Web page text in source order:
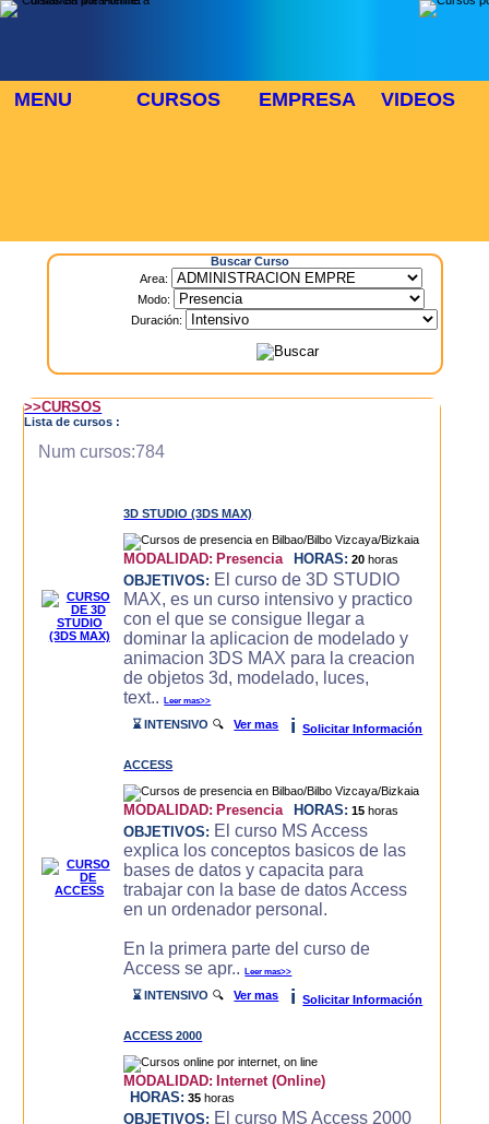
MENU CURSOS EMPRESA VIDEOS
Buscar Curso
Area:
Modo:
Duración:
>>CURSOS
Lista de cursos :
Num cursos:784
3D STUDIO (3DS MAX)
MODALIDAD: Presencia HORAS: 20 horas
OBJETIVOS: El curso de 3D STUDIO
MAX, es un curso intensivo y practico
con el que se consigue llegar a
dominar la aplicacion de modelado y
animacion 3DS MAX para la creacion
de objetos 3d, modelado, luces,
text..Leer mas>>
⌛ INTENSIVO 🔍Ver mas i Solicitar Información
ACCESS
MODALIDAD: Presencia HORAS: 15 horas
OBJETIVOS: El curso MS Access
explica los conceptos basicos de las
bases de datos y capacita para
trabajar con la base de datos Access
en un ordenador personal.
En la primera parte del curso de
Access se apr..Leer mas>>
⌛ INTENSIVO 🔍Ver mas i Solicitar Información
ACCESS 2000
MODALIDAD: Internet (Online)
HORAS: 35 horas
OBJETIVOS: El curso MS Access 2000